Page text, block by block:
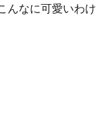
んなに可愛いわけ